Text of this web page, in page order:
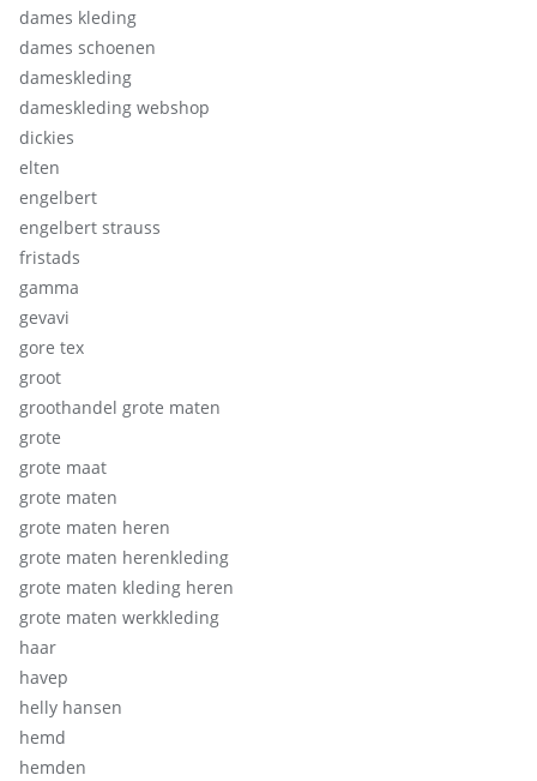
dames kleding
dames schoenen
dameskleding
dameskleding webshop
dickies
elten
engelbert
engelbert strauss
fristads
gamma
gevavi
gore tex
groot
groothandel grote maten
grote
grote maat
grote maten
grote maten heren
grote maten herenkleding
grote maten kleding heren
grote maten werkkleding
haar
havep
helly hansen
hemd
hemden